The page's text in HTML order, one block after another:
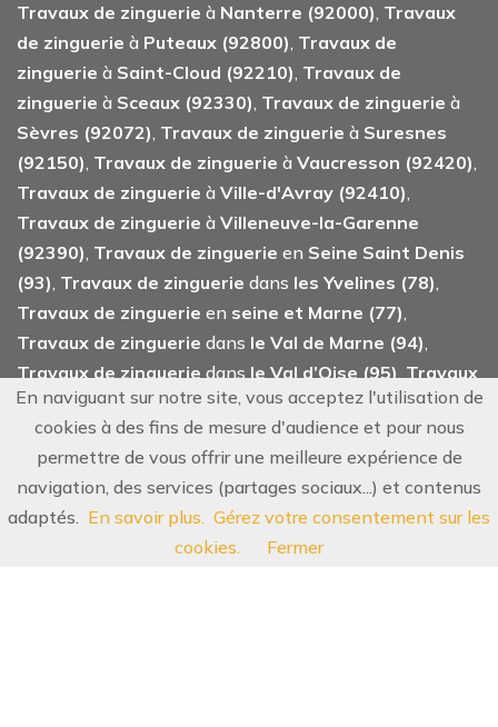
Travaux de zinguerie à Nanterre (92000), Travaux
de zinguerie à Puteaux (92800), Travaux de
zinguerie à Saint-Cloud (92210), Travaux de
zinguerie à Sceaux (92330), Travaux de zinguerie à
Sèvres (92072), Travaux de zinguerie à Suresnes
(92150), Travaux de zinguerie à Vaucresson (92420),
Travaux de zinguerie à Ville-d'Avray (92410),
Travaux de zinguerie à Villeneuve-la-Garenne
(92390), Travaux de zinguerie en Seine Saint Denis
(93), Travaux de zinguerie dans les Yvelines (78),
Travaux de zinguerie en seine et Marne (77),
Travaux de zinguerie dans le Val de Marne (94),
Travaux de zingueriedansle Val d’Oise (95),Travaux
de zinguerie dans l’Essonne (91),Travaux de
zinguerie dans les Hauts de Seine (92).
©2026 Philippe Couverture, tous droits reservés.
AGENCE AG COMMUNICATION
Mentions Légales
En naviguant sur notre site, vous acceptez l'utilisation de
cookies à des fins de mesure d'audience et pour nous
permettre de vous offrir une meilleure expérience de
navigation, des services (partages sociaux...) et contenus
adaptés. En savoir plus. Gérez votre consentement sur les
cookies.
Fermer